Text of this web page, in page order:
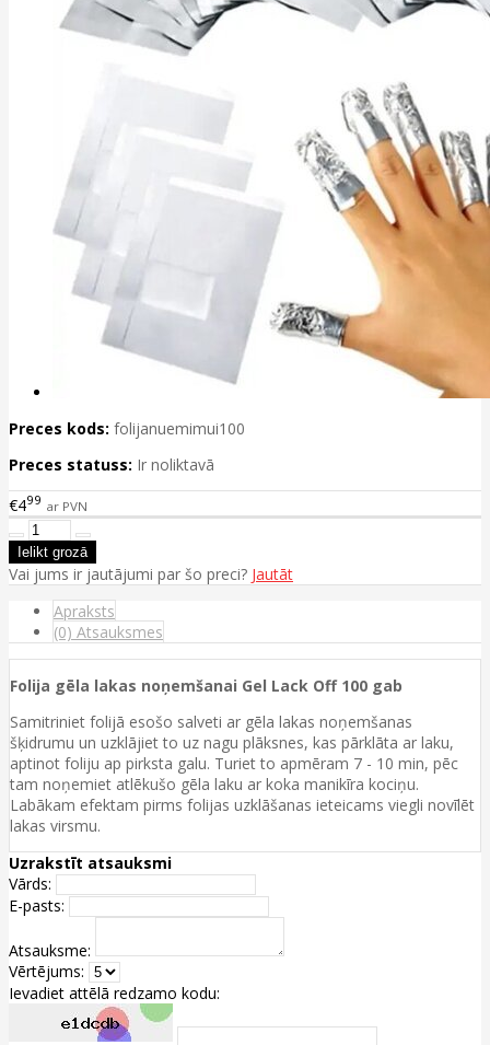
Preces kods: folijanuemimui100
Preces statuss: Ir noliktavā
€499 ar PVN
Vai jums ir jautājumi par šo preci? Jautāt
Apraksts
(0) Atsauksmes
Folija gēla lakas noņemšanai Gel Lack Off 100 gab
Samitriniet folijā esošo salveti ar gēla lakas noņemšanas
šķidrumu un uzklājiet to uz nagu plāksnes, kas pārklāta ar laku,
aptinot foliju ap pirksta galu. Turiet to apmēram 7 - 10 min, pēc
tam noņemiet atlēkušo gēla laku ar koka manikīra kociņu.
Labākam efektam pirms folijas uzklāšanas ieteicams viegli novīlēt
lakas virsmu.
Uzrakstīt atsauksmi
Vārds:
E-pasts:
Atsauksme:
Vērtējums:
Ievadiet attēlā redzamo kodu: